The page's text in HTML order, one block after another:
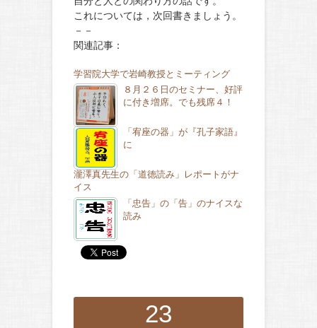
これについては，次回書きましょう。
－－
関連記事：
学習院大学で岩崎教授とミーティング
８月２６日のセミナー、好評
に付き増席。でも残席４！
「宥座の器」が『孔子家語』
に
瀧澤真先生の「道徳読み」レポートがナ
イス
「忠告」の「告」のナイスな
読み
23